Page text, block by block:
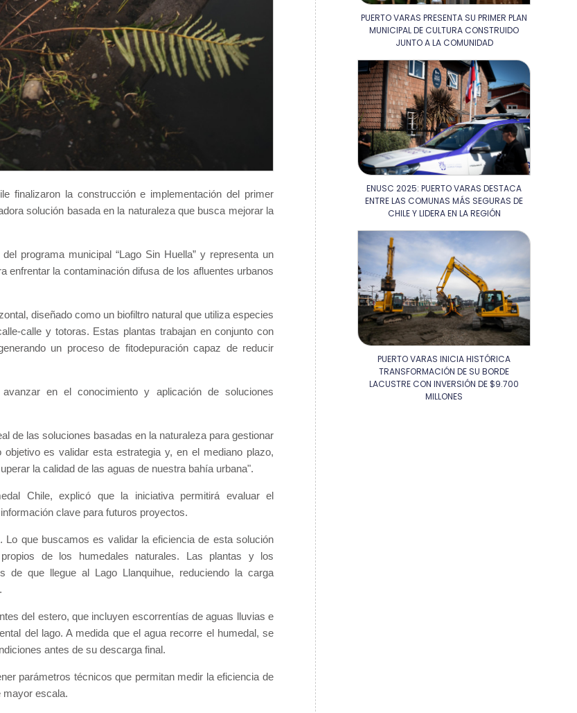
finalizaron la construcción e implementación del primer
solución basada en la naturaleza que busca mejorar la
programa municipal “Lago Sin Huella” y representa un
enfrentar la contaminación difusa de los afluentes urbanos
diseñado como un biofiltro natural que utiliza especies
calle y totoras. Estas plantas trabajan en conjunto con
un proceso de fitodepuración capaz de reducir
en el conocimiento y aplicación de soluciones
de las soluciones basadas en la naturaleza para gestionar
es validar esta estrategia y, en el mediano plazo,
la calidad de las aguas de nuestra bahía urbana".
Chile, explicó que la iniciativa permitirá evaluar el
clave para futuros proyectos.
que buscamos es validar la eficiencia de esta solución
de los humedales naturales. Las plantas y los
de que llegue al Lago Llanquihue, reduciendo la carga
del estero, que incluyen escorrentías de aguas lluvias e
del lago. A medida que el agua recorre el humedal, se
antes de su descarga final.
parámetros técnicos que permitan medir la eficiencia de
mayor escala.
PUERTO VARAS PRESENTA SU PRIMER PLAN
MUNICIPAL DE CULTURA CONSTRUIDO
JUNTO A LA COMUNIDAD
ENUSC 2025: PUERTO VARAS DESTACA
ENTRE LAS COMUNAS MÁS SEGURAS DE
CHILE Y LIDERA EN LA REGIÓN
PUERTO VARAS INICIA HISTÓRICA
TRANSFORMACIÓN DE SU BORDE
LACUSTRE CON INVERSIÓN DE $9.700
MILLONES